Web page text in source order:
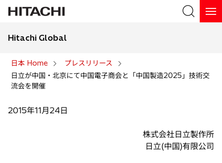
検索
Hitachi Global
日本 Home
プレスリリース
日立が中国・北京にて中国電子商会と「中国製造2025」技術交
流会を開催
2015年11月24日
株式会社日立製作所
日立(中国)有限公司